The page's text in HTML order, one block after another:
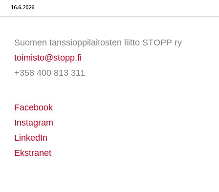
16.6.2026
Suomen tanssioppilaitosten liitto STOPP ry
toimisto@stopp.fi
+358 400 813 311
Facebook
Instagram
LinkedIn
Ekstranet